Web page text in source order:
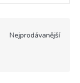
Nejprodávanější